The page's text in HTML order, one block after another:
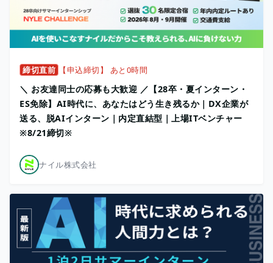
締切直前 【申込締切】 あと0時間
＼ お友達同士の応募も大歓迎 ／【28卒・夏インターン・
ES免除】AI時代に、あなたはどう生き残るか｜DX企業が
送る、脱AIインターン｜内定直結型｜上場ITベンチャー
※8/21締切※
ナイル株式会社